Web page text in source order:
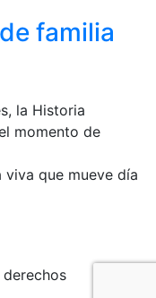
familia
la Historia
momento de
que mueve día